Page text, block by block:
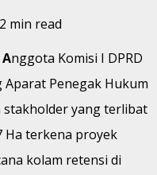
2 min read
nggota Komisi I DPRD
Aparat Penegak Hukum
stakholder yang terlibat
Ha terkena proyek
kolam retensi di